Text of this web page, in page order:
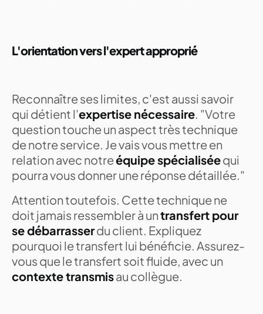
L'orientation vers l'expert approprié
Reconnaître ses limites, c'est aussi savoir
qui détient l'expertise nécessaire. "Votre
question touche un aspect très technique
de notre service. Je vais vous mettre en
relation avec notreéquipe spécialiséequi
pourra vous donner une réponse détaillée."
Attention toutefois. Cette technique ne
doit jamais ressembler à untransfert pour
se débarrasserdu client. Expliquez
pourquoi le transfert lui bénéficie. Assurez-
vous que le transfert soit fluide, avec un
contexte transmisau collègue.